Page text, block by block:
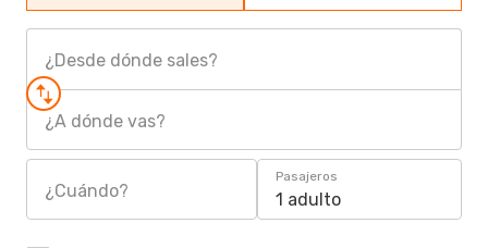
¿Desde dónde sales?
¿A dónde vas?
¿Cuándo?
Pasajeros
1 adulto